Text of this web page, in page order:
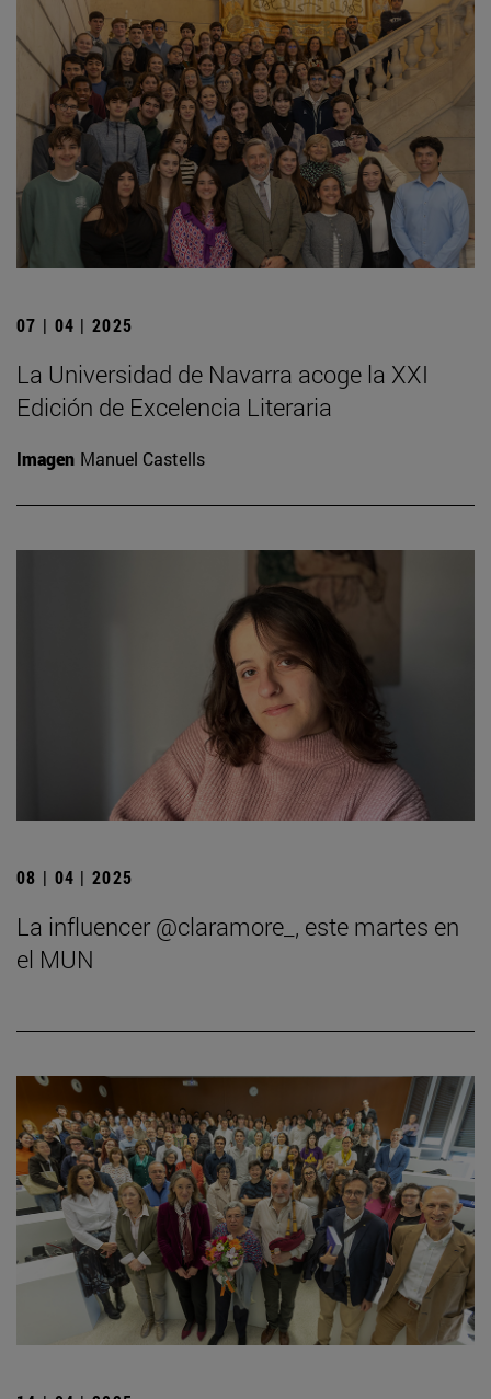
07 | 04 | 2025
La Universidad de Navarra acoge la XXI
Edición de Excelencia Literaria
Imagen Manuel Castells
08 | 04 | 2025
La influencer @claramore_, este martes en
el MUN